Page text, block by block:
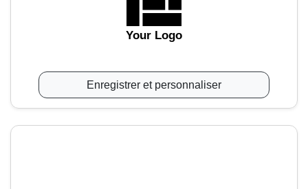
Your Logo
Enregistrer et personnaliser